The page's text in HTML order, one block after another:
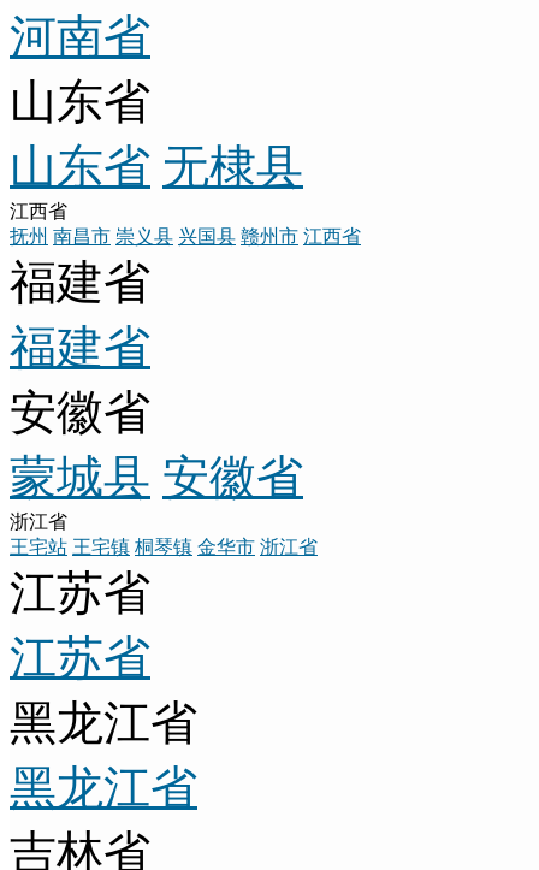
河南省
山东省
山东省 无棣县
江西省
抚州 南昌市 崇义县 兴国县 赣州市 江西省
福建省
福建省
安徽省
蒙城县 安徽省
浙江省
王宅站 王宅镇 桐琴镇 金华市 浙江省
江苏省
江苏省
黑龙江省
黑龙江省
吉林省